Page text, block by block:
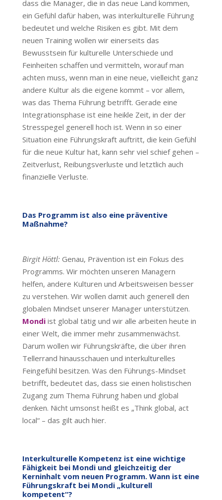
dass die Manager, die in das neue Land kommen,
ein Gefühl dafür haben, was interkulturelle Führung
bedeutet und welche Risiken es gibt. Mit dem
neuen Training wollen wir einerseits das
Bewusstsein für kulturelle Unterschiede und
Feinheiten schaffen und vermitteln, worauf man
achten muss, wenn man in eine neue, vielleicht ganz
andere Kultur als die eigene kommt – vor allem,
was das Thema Führung betrifft. Gerade eine
Integrationsphase ist eine heikle Zeit, in der der
Stresspegel generell hoch ist. Wenn in so einer
Situation eine Führungskraft auftritt, die kein Gefühl
für die neue Kultur hat, kann sehr viel schief gehen –
Zeitverlust, Reibungsverluste und letztlich auch
finanzielle Verluste.
Das Programm ist also eine präventive
Maßnahme?
Birgit Höttl:Genau, Prävention ist ein Fokus des
Programms. Wir möchten unseren Managern
helfen, andere Kulturen und Arbeitsweisen besser
zu verstehen. Wir wollen damit auch generell den
globalen Mindset unserer Manager unterstützen.
Mondiist global tätig und wir alle arbeiten heute in
einer Welt, die immer mehr zusammenwächst.
Darum wollen wir Führungskräfte, die über ihren
Tellerrand hinausschauen und interkulturelles
Feingefühl besitzen. Was den Führungs-Mindset
betrifft, bedeutet das, dass sie einen holistischen
Zugang zum Thema Führung haben und global
denken. Nicht umsonst heißt es „Think global, act
local“ – das gilt auch hier.
Interkulturelle Kompetenz ist eine wichtige
Fähigkeit bei Mondi und gleichzeitig der
Kerninhalt vom neuen Programm. Wann ist eine
Führungskraft bei Mondi „kulturell
kompetent“?